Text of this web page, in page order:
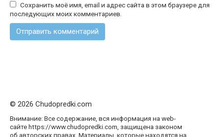
Сохранить моё имя, email и адрес сайта в этом браузере для
последующих моих комментариев.
© 2026 Chudopredki.com
Внимание: Все содержание, вся информация на web-
сайте https://www.chudopredki.com, защищена законом
об авторских правах. Материалы, которые находятся на